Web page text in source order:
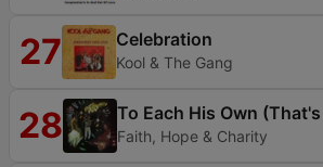
27 Celebration
Kool & The Gang
28 To Each His Own
Faith, Hope & Charity